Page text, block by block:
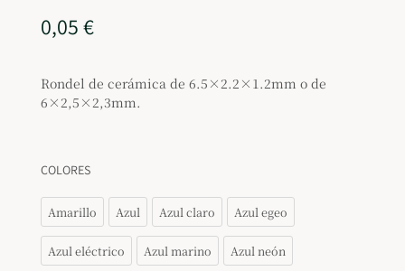
0,05€
Rondel de cerámica de 6.5×2.2×1.2mm o de
6×2,5×2,3mm.
COLORES
Amarillo Azul Azul claro Azul egeo
Azul eléctrico Azul marino Azul neón